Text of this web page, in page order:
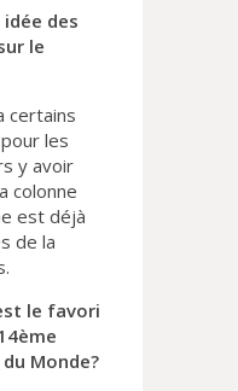
des
le
certains
les
y avoir
colonne
est déjà
de la
le favori
Monde?